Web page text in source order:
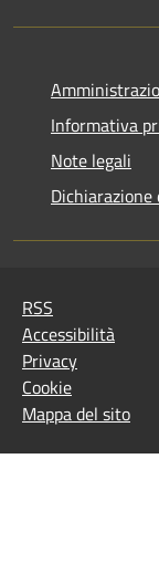
Informativa
Note legali
RSS
Accessibilità
Privacy
Cookie
Mappa del sito